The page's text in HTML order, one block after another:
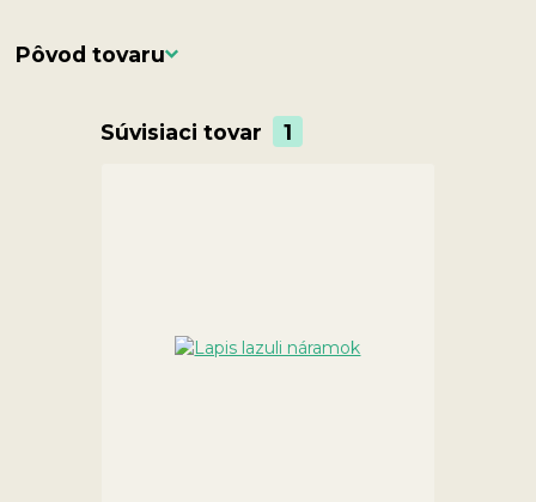
Pôvod tovaru
Súvisiaci tovar 1